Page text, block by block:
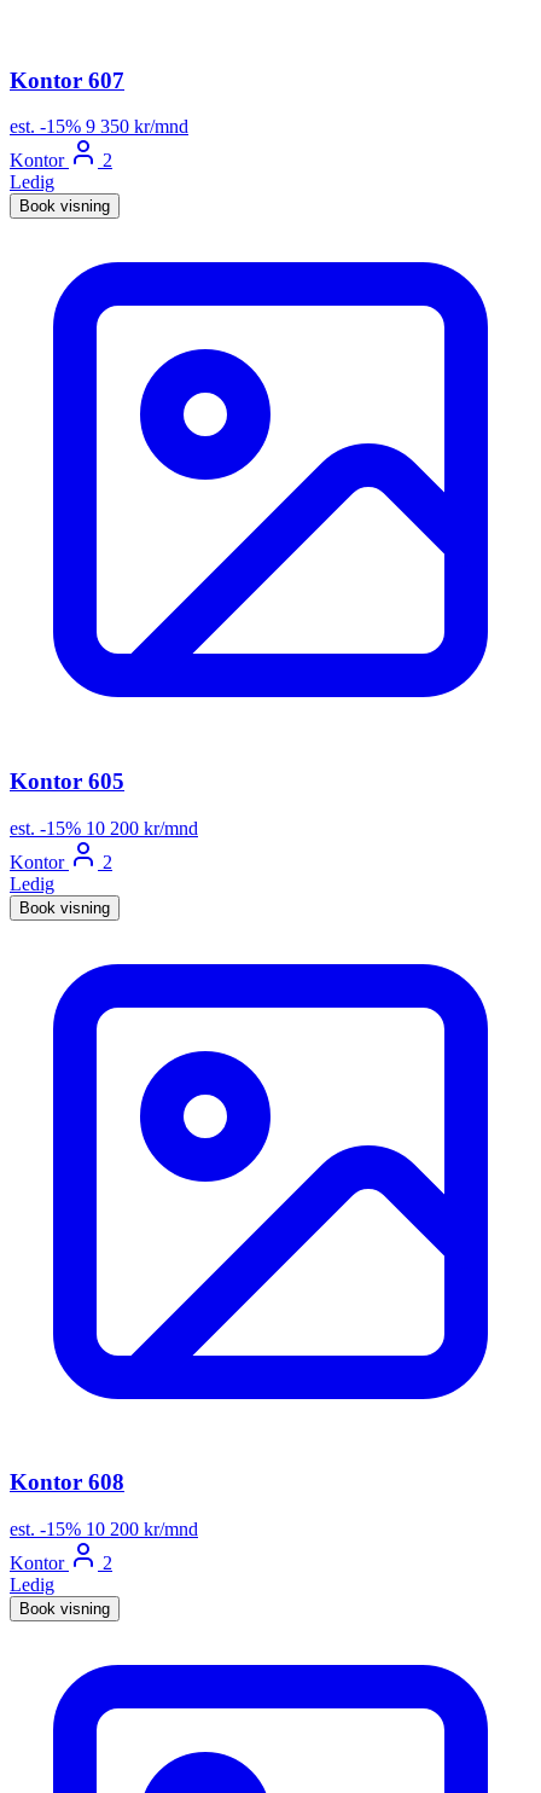
Kontor 607
est. -15% 9 350 kr/mnd
Kontor
2
Ledig
Book visning
Kontor 605
est. -15% 10 200 kr/mnd
Kontor
2
Ledig
Book visning
Kontor 608
est. -15% 10 200 kr/mnd
Kontor
2
Ledig
Book visning